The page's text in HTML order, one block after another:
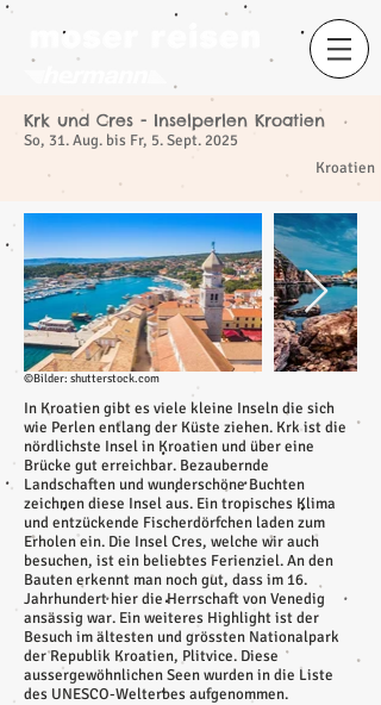
Krk und Cres - Inselperlen Kroatien
So, 31. Aug. bis Fr, 5. Sept. 2025
​
Kroatien
©Bilder: shutterstock.com
In Kroatien gibt es viele kleine Inseln die sich
wie Perlen entlang der Küste ziehen. Krk ist die
nördlichste Insel in Kroatien und über eine
Brücke gut erreichbar. Bezaubernde
Landschaften und wunderschöne Buchten
zeichnen diese Insel aus. Ein tropisches Klima
und entzückende Fischerdörfchen laden zum
Erholen ein. Die Insel Cres, welche wir auch
besuchen, ist ein beliebtes Ferienziel. An den
Bauten erkennt man noch gut, dass im 16.
Jahrhundert hier die Herrschaft von Venedig
ansässig war. Ein weiteres Highlight ist der
Besuch im ältesten und grössten Nationalpark
der Republik Kroatien, Plitvice. Diese
aussergewöhnlichen Seen wurden in die Liste
des UNESCO-Welterbes aufgenommen.